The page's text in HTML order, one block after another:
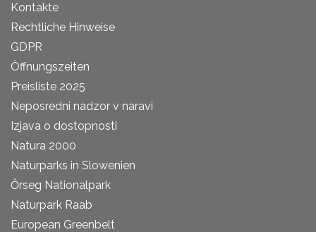
Kontakte
Rechtliche Hinweise
GDPR
Öffnungszeiten
Preisliste 2025
Neposredni nadzor v naravi
Izjava o dostopnosti
Natura 2000
Naturparks in Slowenien
Őrseg Nationalpark
Naturpark Raab
European Greenbelt